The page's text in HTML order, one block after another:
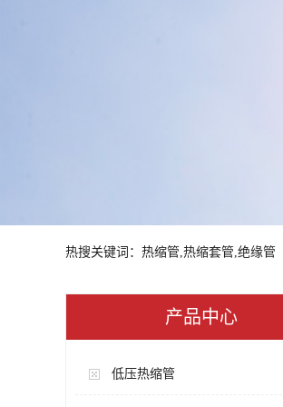
热搜关键词：热缩管,热缩套管,绝缘管
产品中心
低压热缩管